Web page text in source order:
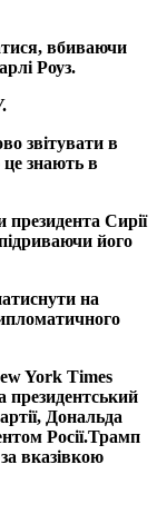
вбиваючи
Роуз.
звітувати в
це знають в
Сирії
його
на
York Times
президентський
Дональда
Росії.Трамп
вказівкою